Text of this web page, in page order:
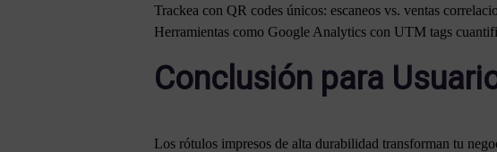
Trackea con QR codes únicos: escaneos vs. ventas
Herramientas como Google Analytics con UTM tags
Conclusión para
Los rótulos impresos de alta durabilidad transforman tu